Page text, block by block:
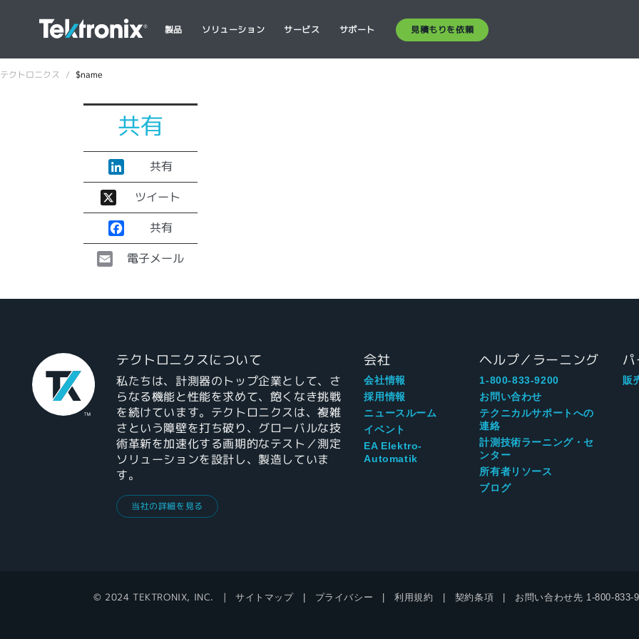
製品 ソリューション サービス サポート 見積もりを依頼
テクトロニクス $name
共有
共有
ツイート
共有
電子メール
テクトロニクスについて
私たちは、計測器のトップ企業として、さ
らなる機能と性能を求めて、飽くなき挑戦
を続けています。テクトロニクスは、複雑
さという障壁を打ち破り、グローバルな技
術革新を加速化する画期的なテスト／測定
ソリューションを設計し、製造していま
す。
当社の詳細を見る
会社
会社情報
採用情報
ニュースルーム
イベント
EA Elektro-
Automatik
ヘルプ／ラーニング
1-800-833-9200
お問い合わせ
テクニカルサポートへの
連絡
計測技術ラーニング・セ
ンター
所有者リソース
ブログ
販
© 2024 TEKTRONIX, INC. サイトマップ プライバシー 利用規約 契約条項 お問い合わせ先 1-800-833-